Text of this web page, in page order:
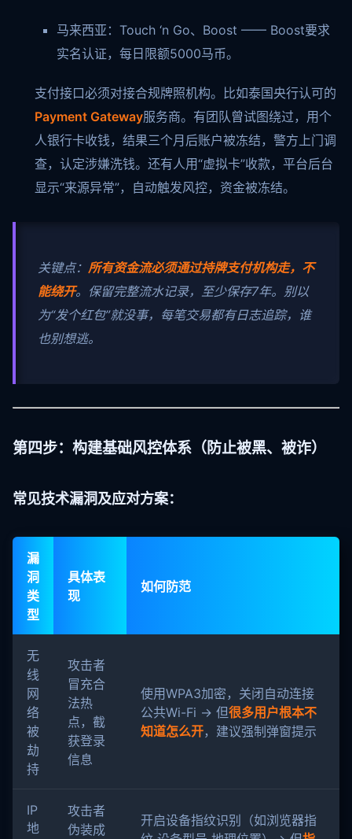
马来西亚：Touch ‘n Go、Boost —— Boost要求
实名认证，每日限额5000马币。
支付接口必须对接合规牌照机构。比如泰国央行认可的
Payment Gateway服务商。有团队曾试图绕过，用个
人银行卡收钱，结果三个月后账户被冻结，警方上门调
查，认定涉嫌洗钱。还有人用“虚拟卡”收款，平台后台
显示“来源异常”，自动触发风控，资金被冻结。
关键点： 所有资金流必须通过持牌支付机构走，不
能绕开。保留完整流水记录，至少保存7年。别以
为“发个红包”就没事，每笔交易都有日志追踪，谁
也别想逃。
第四步：构建基础风控体系（防止被黑、被诈）
常见技术漏洞及应对方案：
漏
洞
类
型
具体表
现
如何防范
无
线
网
络
被
劫
持
攻击者
冒充合
法热
点，截
获登录
信息
使用WPA3加密，关闭自动连接
公共Wi-Fi → 但很多用户根本不
知道怎么开，建议强制弹窗提示
IP
地
攻击者
伪装成
开启设备指纹识别（如浏览器指